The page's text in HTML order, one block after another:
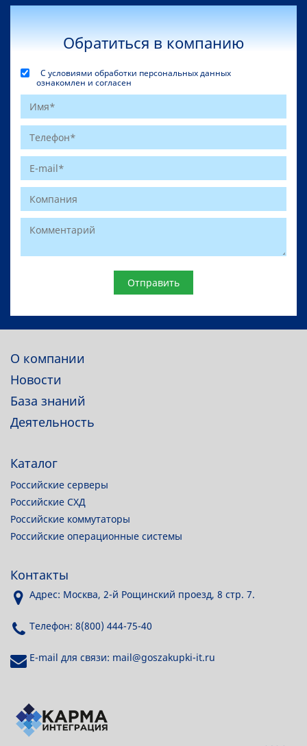
Обратиться в компанию
С условиями обработки персональных данных
ознакомлен и согласен
О компании
Новости
База знаний
Деятельность
Каталог
Российские серверы
Российские СХД
Российские коммутаторы
Российские операционные системы
Контакты
Адрес: Москва, 2-й Рощинский проезд, 8 стр. 7.
Телефон: 8(800) 444-75-40
E-mail для связи: mail@goszakupki-it.ru